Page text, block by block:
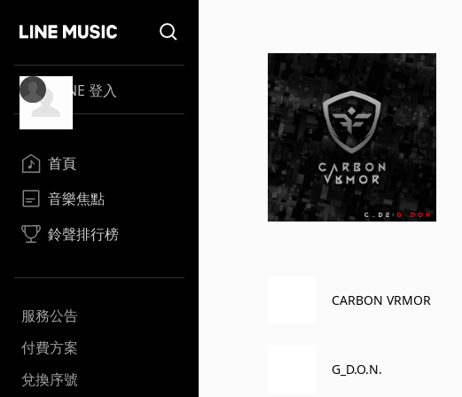
LINE 登入
首頁
音樂焦點
鈴聲排行榜
服務公告
付費方案
兌換序號
CARBON VRMOR
G_D.O.N.